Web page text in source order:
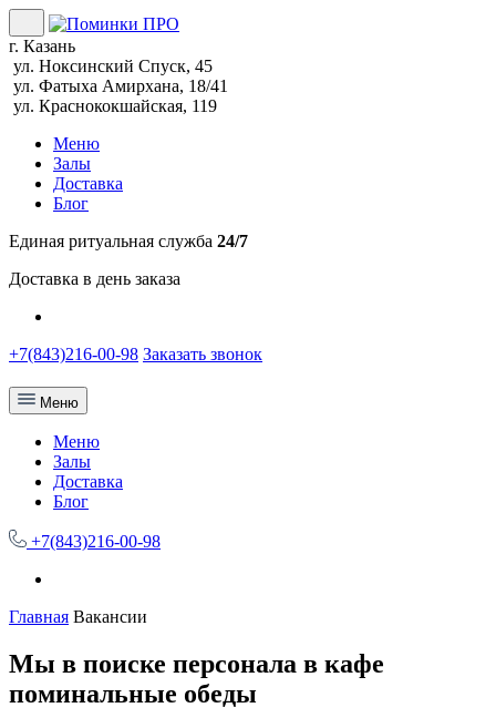
г. Казань
ул. Ноксинский Спуск, 45
ул. Фатыха Амирхана, 18/41
ул. Краснококшайская, 119
Меню
Залы
Доставка
Блог
Единая ритуальная служба 24/7
Доставка в день заказа
+7(843)216-00-98 Заказать звонок
Меню
Меню
Залы
Доставка
Блог
+7(843)216-00-98
Главная Вакансии
Мы в поиске персонала в кафе
поминальные обеды